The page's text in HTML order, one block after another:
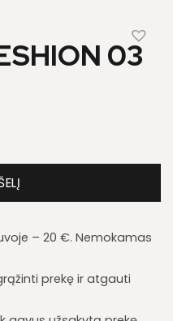
03
03
– 20 €. Nemokamas
prekę ir atgauti